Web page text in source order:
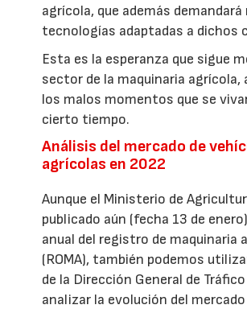
agrícola, que además demandará
tecnologías adaptadas a dichos
Esta es la esperanza que sigue
sector de la maquinaria agrícola,
los malos momentos que se
cierto tiempo.
Análisis del mercado de
agrícolas en 2022
Aunque el Ministerio de
publicado aún (fecha 13 de
anual del registro de maquinaria
(ROMA), también podemos
de la Dirección General de Tráfico
analizar la evolución del mercado